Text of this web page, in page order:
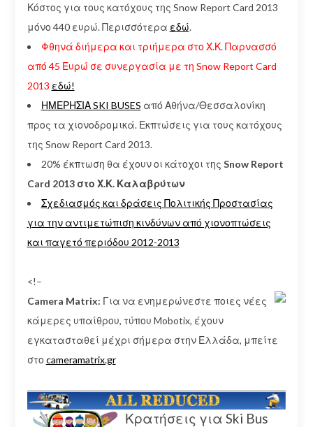
Κόστος για τους κατόχους της Snow Report Card 2013
μόνο 440 ευρώ. Περισσότερα εδώ.
Φθηνά διήμερα και τριήμερα στο Χ.Κ. Παρνασσό
από 45 Ευρώ σε συνεργασία με τη Snow Report Card
2013 εδώ!
ΗΜΕΡΗΣΙΑ SKI BUSES από Αθήνα/Θεσσαλονίκη
προς τα χιονοδρομικά. Εκπτώσεις για τους κατόχους
της Snow Report Card 2013.
20% έκπτωση θα έχουν οι κάτοχοι της Snow Report
Card 2013 στο Χ.Κ. Καλαβρύτων
Σχεδιασμός και δράσεις Πολιτικής Προστασίας
για την αντιμετώπιση κινδύνων από χιονοπτώσεις
και παγετό περιόδου 2012-2013
<!–
Camera Matrix: Για να ενημερώνεστε ποιες νέες
κάμερες υπαίθρου, τύπου Mobotix, έχουν
εγκατασταθεί μέχρι σήμερα στην Ελλάδα, μπείτε
στο cameramatrix.gr
Κρατήσεις για Ski Bus